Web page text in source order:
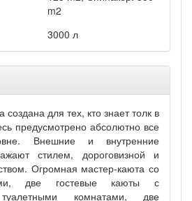
m2
3000 л
создана для тех, кто знает толк в
предусмотрено абсолютно все
Внешние и внутренние
стилем, дороговизной и
Огромная мастер-каюта со
две гостевые каюты с
комнатами, две